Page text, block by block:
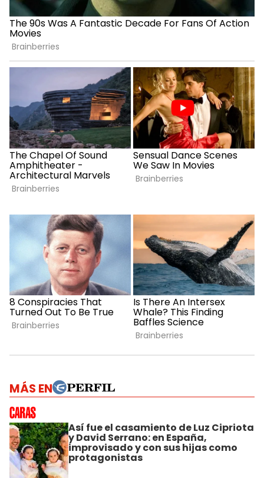
MÁS EN
Así fue el casamiento de Luz Cipriota
y David Serrano: en España,
improvisado y con sus hijas como
protagonistas